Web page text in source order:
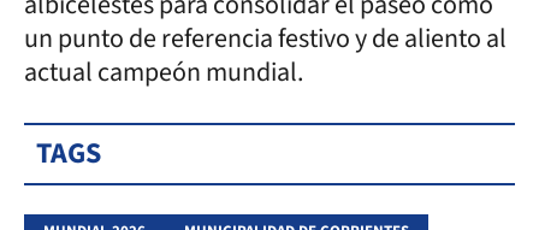
un punto de referencia festivo y de aliento al
actual campeón mundial.
TAGS